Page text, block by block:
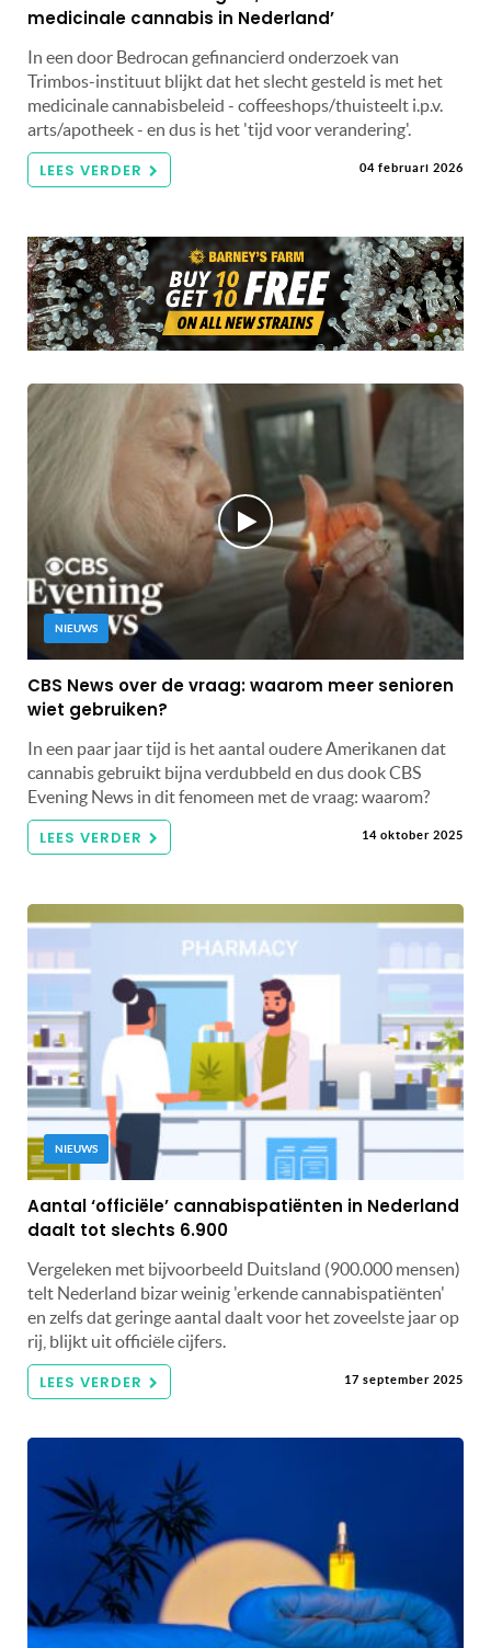
medicinale cannabis in Nederland’
In een door Bedrocan gefinancierd onderzoek van
Trimbos-instituut blijkt dat het slecht gesteld is met het
medicinale cannabisbeleid - coffeeshops/thuisteelt i.p.v.
arts/apotheek - en dus is het 'tijd voor verandering'.
LEES VERDER 04 februari 2026
NIEUWS
CBS News over de vraag: waarom meer senioren
wiet gebruiken?
In een paar jaar tijd is het aantal oudere Amerikanen dat
cannabis gebruikt bijna verdubbeld en dus dook CBS
Evening News in dit fenomeen met de vraag: waarom?
LEES VERDER 14 oktober 2025
NIEUWS
Aantal ‘officiële’ cannabispatiënten in Nederland
daalt tot slechts 6.900
Vergeleken met bijvoorbeeld Duitsland (900.000 mensen)
telt Nederland bizar weinig 'erkende cannabispatiënten'
en zelfs dat geringe aantal daalt voor het zoveelste jaar op
rij, blijkt uit officiële cijfers.
LEES VERDER 17 september 2025